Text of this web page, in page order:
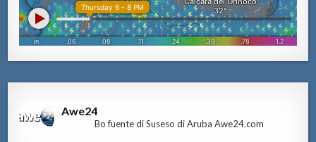
Awe24
Bo fuente di Suseso di Aruba Awe24.com